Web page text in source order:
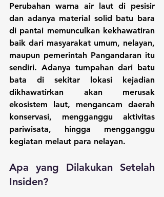
Perubahan warna air laut di pesisir
dan adanya material solid batu bara
di pantai memunculkan kekhawatiran
baik dari masyarakat umum, nelayan,
maupun pemerintah Pangandaran itu
sendiri. Adanya tumpahan dari batu
bata di sekitar lokasi kejadian
dikhawatirkan akan merusak
ekosistem laut, mengancam daerah
konservasi, mengganggu aktivitas
pariwisata, hingga mengganggu
kegiatan melaut para nelayan.
Apa yang Dilakukan Setelah
Insiden?